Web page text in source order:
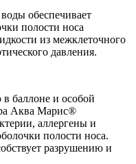
обеспечивает
полости носа
из межклеточного
давления.
баллоне и особой
Аква Марис®
аллергены и
полости носа.
разрушению и